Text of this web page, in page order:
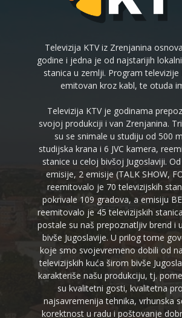
Televizija KTV iz Zrenjanina
godine i jedna je od najstarijih
stanica u zemlji. Program televizije
emitovan kroz kabl, te otuda
Televizija KTV je godinama
svojoj produkciji i van Zrenjanina.
su se snimale u studiju od 500
studijska krana i 6 JVC kamera,
stanice u celoj bivšoj Jugoslaviji.
emisije, 2 emisije (TALK SHOW,
reemitovalo je 70 televizijskih
pokrivale 109 gradova, a emisiju
reemitovalo je 45 televizijskih
postale su naš prepoznatljiv brend i
bivše Jugoslavije. U prilog tome
koje smo svojevremeno dobili od
televizijskih kuća širom bivše
karakteriše našu produkciju, tj.
su kvalitetni gosti, kvalitetna
najsavremenija tehnika, vrhunska
korektnost u radu i poštovanje